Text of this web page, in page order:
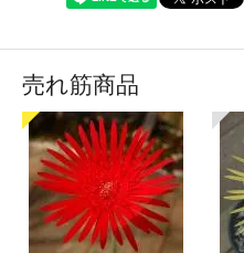
売れ筋商品